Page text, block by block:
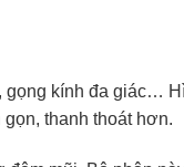
gọng kính đa giác…
thanh thoát hơn.